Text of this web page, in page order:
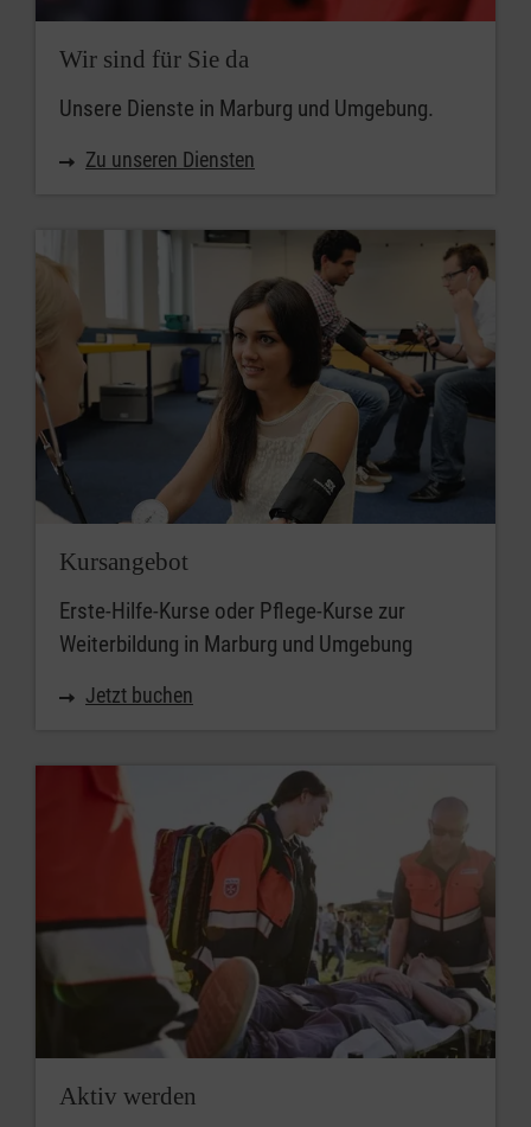
Wir sind für Sie da
Unsere Dienste in Marburg und Umgebung.
Zu unseren Diensten
Kursangebot
Erste-Hilfe-Kurse oder Pflege-Kurse zur
Weiterbildung in Marburg und Umgebung
Jetzt buchen
Aktiv werden